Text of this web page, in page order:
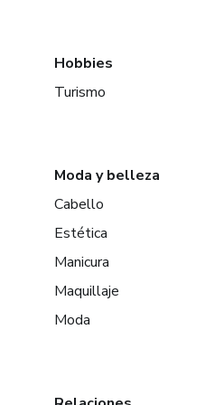
Hobbies
Turismo
Moda y belleza
Cabello
Estética
Manicura
Maquillaje
Moda